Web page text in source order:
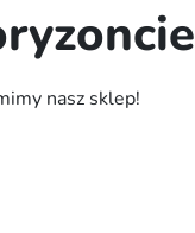
nasz sklep!